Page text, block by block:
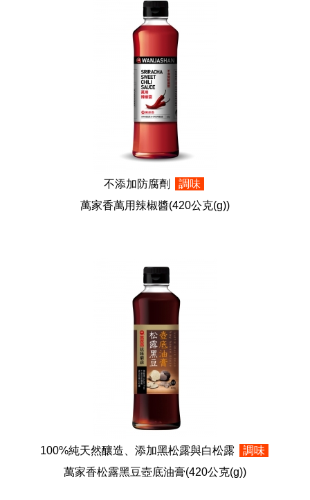
不添加防腐劑
調味
萬家香萬用辣椒醬(420公克(g))
100%純天然釀造、添加黑松露與白松露
調味
萬家香松露黑豆壺底油膏(420公克(g))